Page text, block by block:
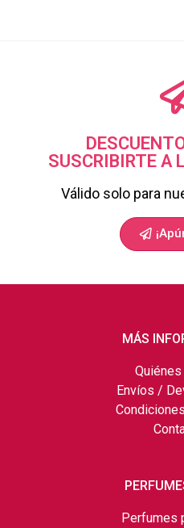
SUSCRIBIRTE A
Válido solo para
MÁS
Envíos /
Perfumes